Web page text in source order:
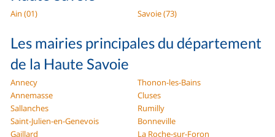
Ain (01) Savoie (73)
Les mairies principales du département
de la Haute Savoie
Annecy
Thonon-les-Bains
Annemasse
Cluses
Sallanches
Rumilly
Saint-Julien-en-Genevois
Bonneville
Gaillard
La Roche-sur-Foron